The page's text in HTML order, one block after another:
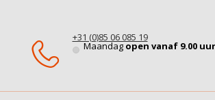
+31 (0)85 06 085 19
Maandagopen vanaf 9.00 uur